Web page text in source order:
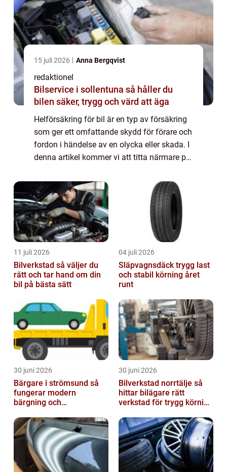
15 juli 2026 Anna Bergqvist
redaktionel
Bilservice i sollentuna så håller du
bilen säker, trygg och värd att äga
Helförsäkring för bil är en typ av försäkring
som ger ett omfattande skydd för förare och
fordon i händelse av en olycka eller skada. I
denna artikel kommer vi att titta närmare på
de olika faktorer som påve...
11 juli 2026
Bilverkstad så väljer du
rätt och tar hand om din
bil på bästa sätt
04 juli 2026
Släpvagnsdäck trygg last
och stabil körning året
runt
30 juni 2026
Bärgare i strömsund så
fungerar modern
bärgning och
30 juni 2026
Bilverkstad norrtälje så
hittar bilägare rätt
verkstad för trygg körning